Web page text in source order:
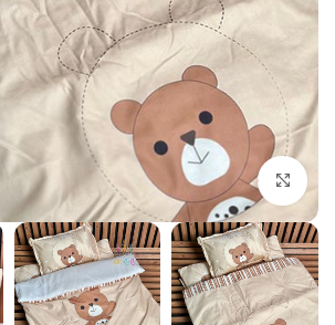
بزرگنمایی تصویر